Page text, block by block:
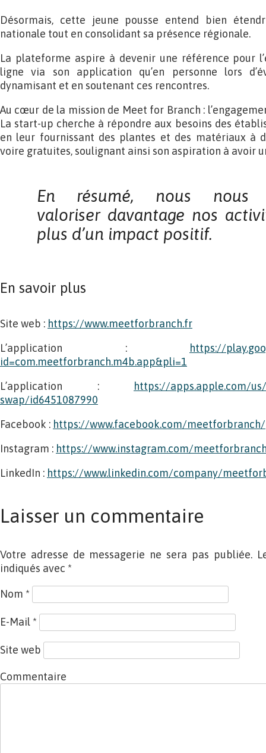
Désormais, cette jeune pousse entend bien
nationale tout en consolidant sa présence régionale.
La plateforme aspire à devenir une référence pour
ligne via son application qu’en personne lors
dynamisant et en soutenant ces rencontres.
Au cœur de la mission de Meet for Branch :
La start-up cherche à répondre aux besoins des
en leur fournissant des plantes et des matériaux à
voire gratuites, soulignant ainsi son aspiration à avoir
En résumé, nous nous
valoriser davantage nos
plus d’un impact positif.
En savoir plus
Site web : https://www.meetforbranch.fr
L’application :
https://
id=com.meetforbranch.m4b.app&pli=1
L’application :
https://apps.apple.com/
swap/id6451087990
Facebook : https://www.facebook.com/meetforbranch/
Instagram : https://www.instagram.com/
LinkedIn : https://www.linkedin.com/company/
Laisser un commentaire
Votre adresse de messagerie ne sera pas publiée.
indiqués avec *
Nom *
E-Mail *
Site web
Commentaire